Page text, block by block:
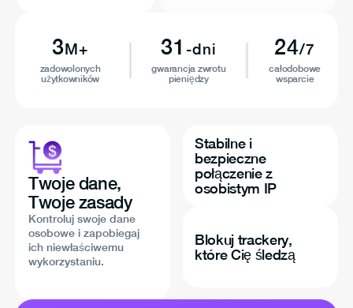
3M+
zadowolonych
użytkowników
31 -dni
gwarancja zwrotu
pieniędzy
24/7
całodobowe
wsparcie
Twoje dane,
Twoje zasady
Kontroluj swoje dane
osobowe i zapobiegaj
ich niewłaściwemu
wykorzystaniu.
Stabilne i
bezpieczne
połączenie z
osobistym IP
Blokuj trackery,
które Cię śledzą